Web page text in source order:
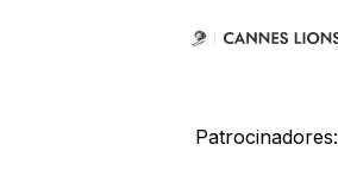
Patrocinadores: